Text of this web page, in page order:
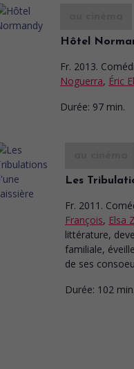
Hôtel
Fr. 2013.
Noguerra, Éric
Durée: 97 min.
Les
Fr. 2011.
François, Elsa
littérature,
familiale,
de ses
Durée: 102 min.